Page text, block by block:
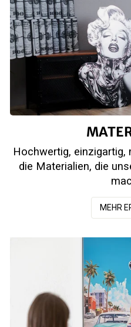
Hochwertig, einzigartig,
die Materialien, die
MEHR